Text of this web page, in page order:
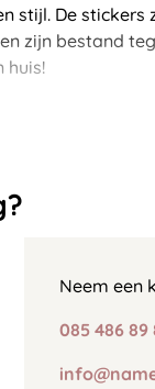
stijl. De
zijn bestand
huis!
Neem een
085 486 89